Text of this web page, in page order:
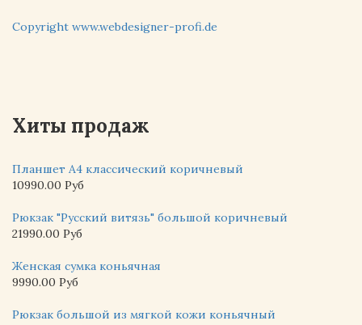
Copyright www.webdesigner-profi.de
Хиты продаж
Планшет А4 классический коричневый
10990.00 Руб
Рюкзак "Русский витязь" большой коричневый
21990.00 Руб
Женская сумка коньячная
9990.00 Руб
Рюкзак большой из мягкой кожи коньячный